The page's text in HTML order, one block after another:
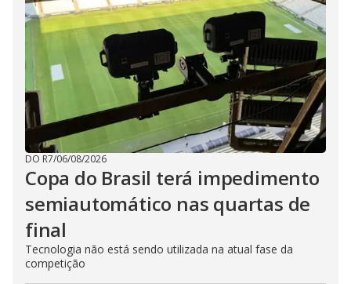
DO R7/06/08/2026
Copa do Brasil terá impedimento
semiautomático nas quartas de
final
Tecnologia não está sendo utilizada na atual fase da
competição